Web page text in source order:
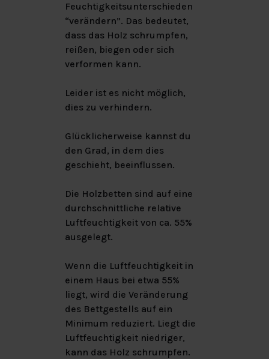
Feuchtigkeitsunterschieden
“verändern”. Das bedeutet,
dass das Holz schrumpfen,
reißen, biegen oder sich
verformen kann.
Leider ist es nicht möglich,
dies zu verhindern.
Glücklicherweise kannst du
den Grad, in dem dies
geschieht, beeinflussen.
Die Holzbetten sind auf eine
durchschnittliche relative
Luftfeuchtigkeit von ca. 55%
ausgelegt.
Wenn die Luftfeuchtigkeit in
einem Haus bei etwa 55%
liegt, wird die Veränderung
des Bettgestells auf ein
Minimum reduziert. Liegt die
Luftfeuchtigkeit niedriger,
kann das Holz schrumpfen.